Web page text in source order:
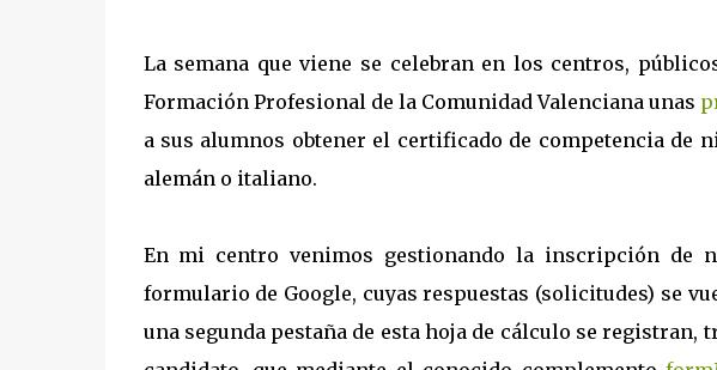
La semana que viene se celebran en los centros,
Formación Profesional de la Comunidad Valenciana unas
a sus alumnos obtener el certificado de competencia de
alemán o italiano.
En mi centro venimos gestionando la inscripción de
formulario de Google, cuyas respuestas (solicitudes) se
una segunda pestaña de esta hoja de cálculo se registran,